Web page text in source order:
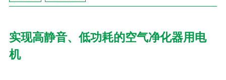
实现高静音、低功耗的空气净化器用电
机